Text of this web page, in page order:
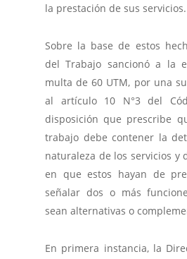
la prestación de sus servicios.
Sobre la base de estos
del Trabajo sancionó a la
multa de 60 UTM, por una
al artículo 10 N°3 del
disposición que prescribe
trabajo debe contener la
naturaleza de los servicios y
en que estos hayan de
señalar dos o más
sean alternativas o
En primera instancia, la